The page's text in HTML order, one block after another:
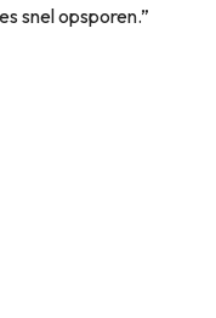
snel opsporen.”